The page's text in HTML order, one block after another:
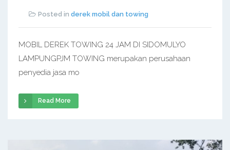
Posted in derek mobil dan towing
MOBIL DEREK TOWING 24 JAM DI SIDOMULYO
LAMPUNGPJM TOWING merupakan perusahaan
penyedia jasa mo
Read More